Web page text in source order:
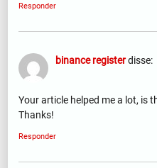
Responder
binance registerdisse:
Your article helped me a lot, is
Thanks!
Responder